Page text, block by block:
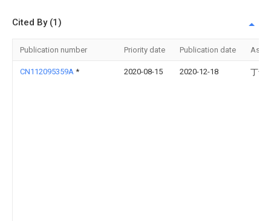
Cited By (1)
Publication number Priority date Publication date
CN112095359A * 2020-08-15 2020-12-18 丁士